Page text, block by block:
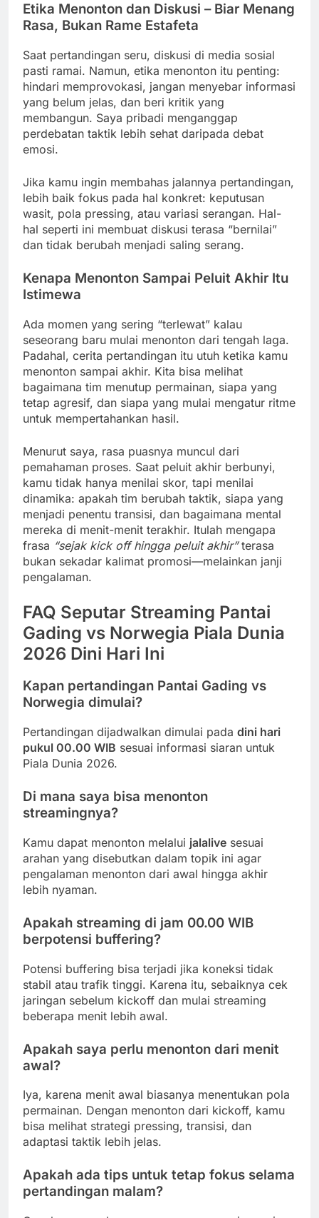
Etika Menonton dan Diskusi – Biar Menang
Rasa, Bukan Rame Estafeta
Saat pertandingan seru, diskusi di media sosial
pasti ramai. Namun, etika menonton itu penting:
hindari memprovokasi, jangan menyebar informasi
yang belum jelas, dan beri kritik yang
membangun. Saya pribadi menganggap
perdebatan taktik lebih sehat daripada debat
emosi.
Jika kamu ingin membahas jalannya pertandingan,
lebih baik fokus pada hal konkret: keputusan
wasit, pola pressing, atau variasi serangan. Hal-
hal seperti ini membuat diskusi terasa “bernilai”
dan tidak berubah menjadi saling serang.
Kenapa Menonton Sampai Peluit Akhir Itu
Istimewa
Ada momen yang sering “terlewat” kalau
seseorang baru mulai menonton dari tengah laga.
Padahal, cerita pertandingan itu utuh ketika kamu
menonton sampai akhir. Kita bisa melihat
bagaimana tim menutup permainan, siapa yang
tetap agresif, dan siapa yang mulai mengatur ritme
untuk mempertahankan hasil.
Menurut saya, rasa puasnya muncul dari
pemahaman proses. Saat peluit akhir berbunyi,
kamu tidak hanya menilai skor, tapi menilai
dinamika: apakah tim berubah taktik, siapa yang
menjadi penentu transisi, dan bagaimana mental
mereka di menit-menit terakhir. Itulah mengapa
frasa “sejak kick off hingga peluit akhir”terasa
bukan sekadar kalimat promosi—melainkan janji
pengalaman.
FAQ Seputar Streaming Pantai
Gading vs Norwegia Piala Dunia
2026 Dini Hari Ini
Kapan pertandingan Pantai Gading vs
Norwegia dimulai?
Pertandingan dijadwalkan dimulai pada dini hari
pukul 00.00 WIB sesuai informasi siaran untuk
Piala Dunia 2026.
Di mana saya bisa menonton
streamingnya?
Kamu dapat menonton melalui jalalive sesuai
arahan yang disebutkan dalam topik ini agar
pengalaman menonton dari awal hingga akhir
lebih nyaman.
Apakah streaming di jam 00.00 WIB
berpotensi buffering?
Potensi buffering bisa terjadi jika koneksi tidak
stabil atau trafik tinggi. Karena itu, sebaiknya cek
jaringan sebelum kickoff dan mulai streaming
beberapa menit lebih awal.
Apakah saya perlu menonton dari menit
awal?
Iya, karena menit awal biasanya menentukan pola
permainan. Dengan menonton dari kickoff, kamu
bisa melihat strategi pressing, transisi, dan
adaptasi taktik lebih jelas.
Apakah ada tips untuk tetap fokus selama
pertandingan malam?